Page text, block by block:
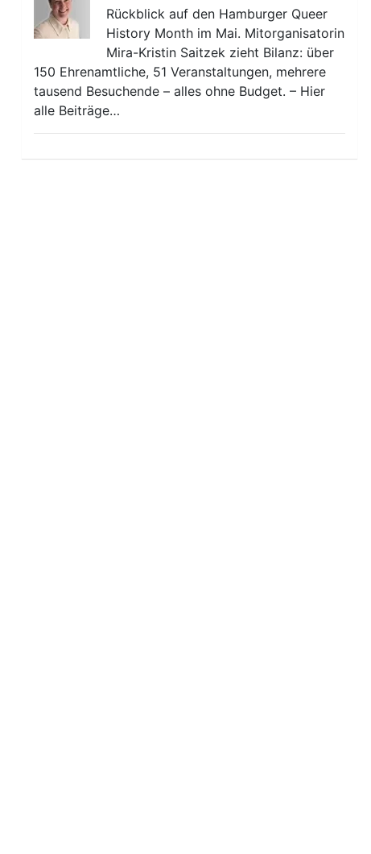
Rückblick auf den Hamburger Queer
History Month im Mai. Mitorganisatorin
Mira-Kristin Saitzek zieht Bilanz: über
150 Ehrenamtliche, 51 Veranstaltungen, mehrere
tausend Besuchende – alles ohne Budget. – Hier
alle Beiträge…